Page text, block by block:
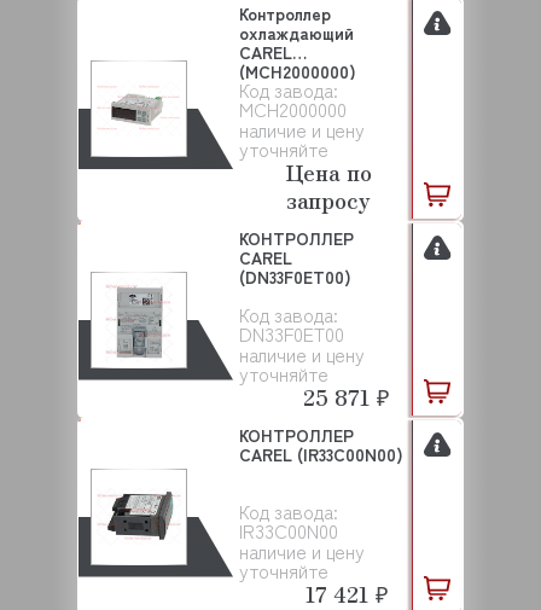
Код завода:
MCH2000000
наличие и цену
уточняйте
Контроллер
охлаждающий
CAREL
(MCH2000000)
Цена по
запросу
Код завода:
DN33F0ET00
наличие и цену
уточняйте
КОНТРОЛЛЕР
CAREL
(DN33F0ET00)
25 871 ₽
Код завода:
IR33C00N00
наличие и цену
уточняйте
КОНТРОЛЛЕР
CAREL (IR33C00N00)
17 421 ₽